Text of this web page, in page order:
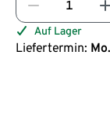
Auf Lager
Liefertermin: